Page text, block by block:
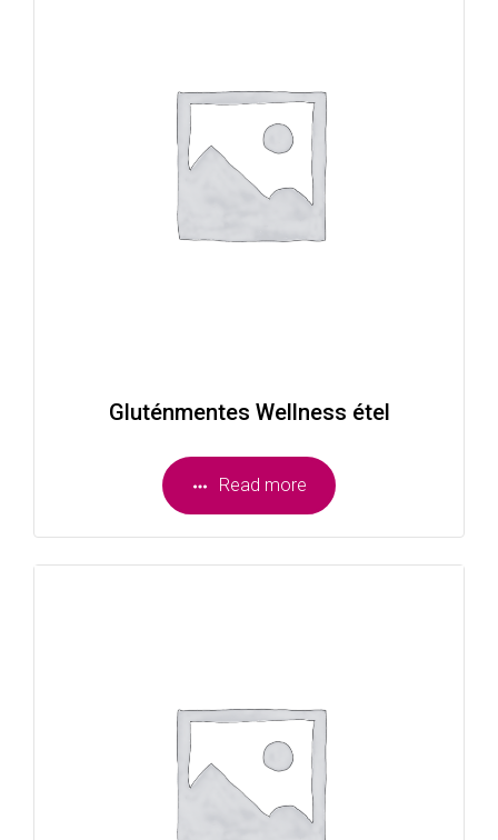
Gluténmentes Wellness étel
Read more